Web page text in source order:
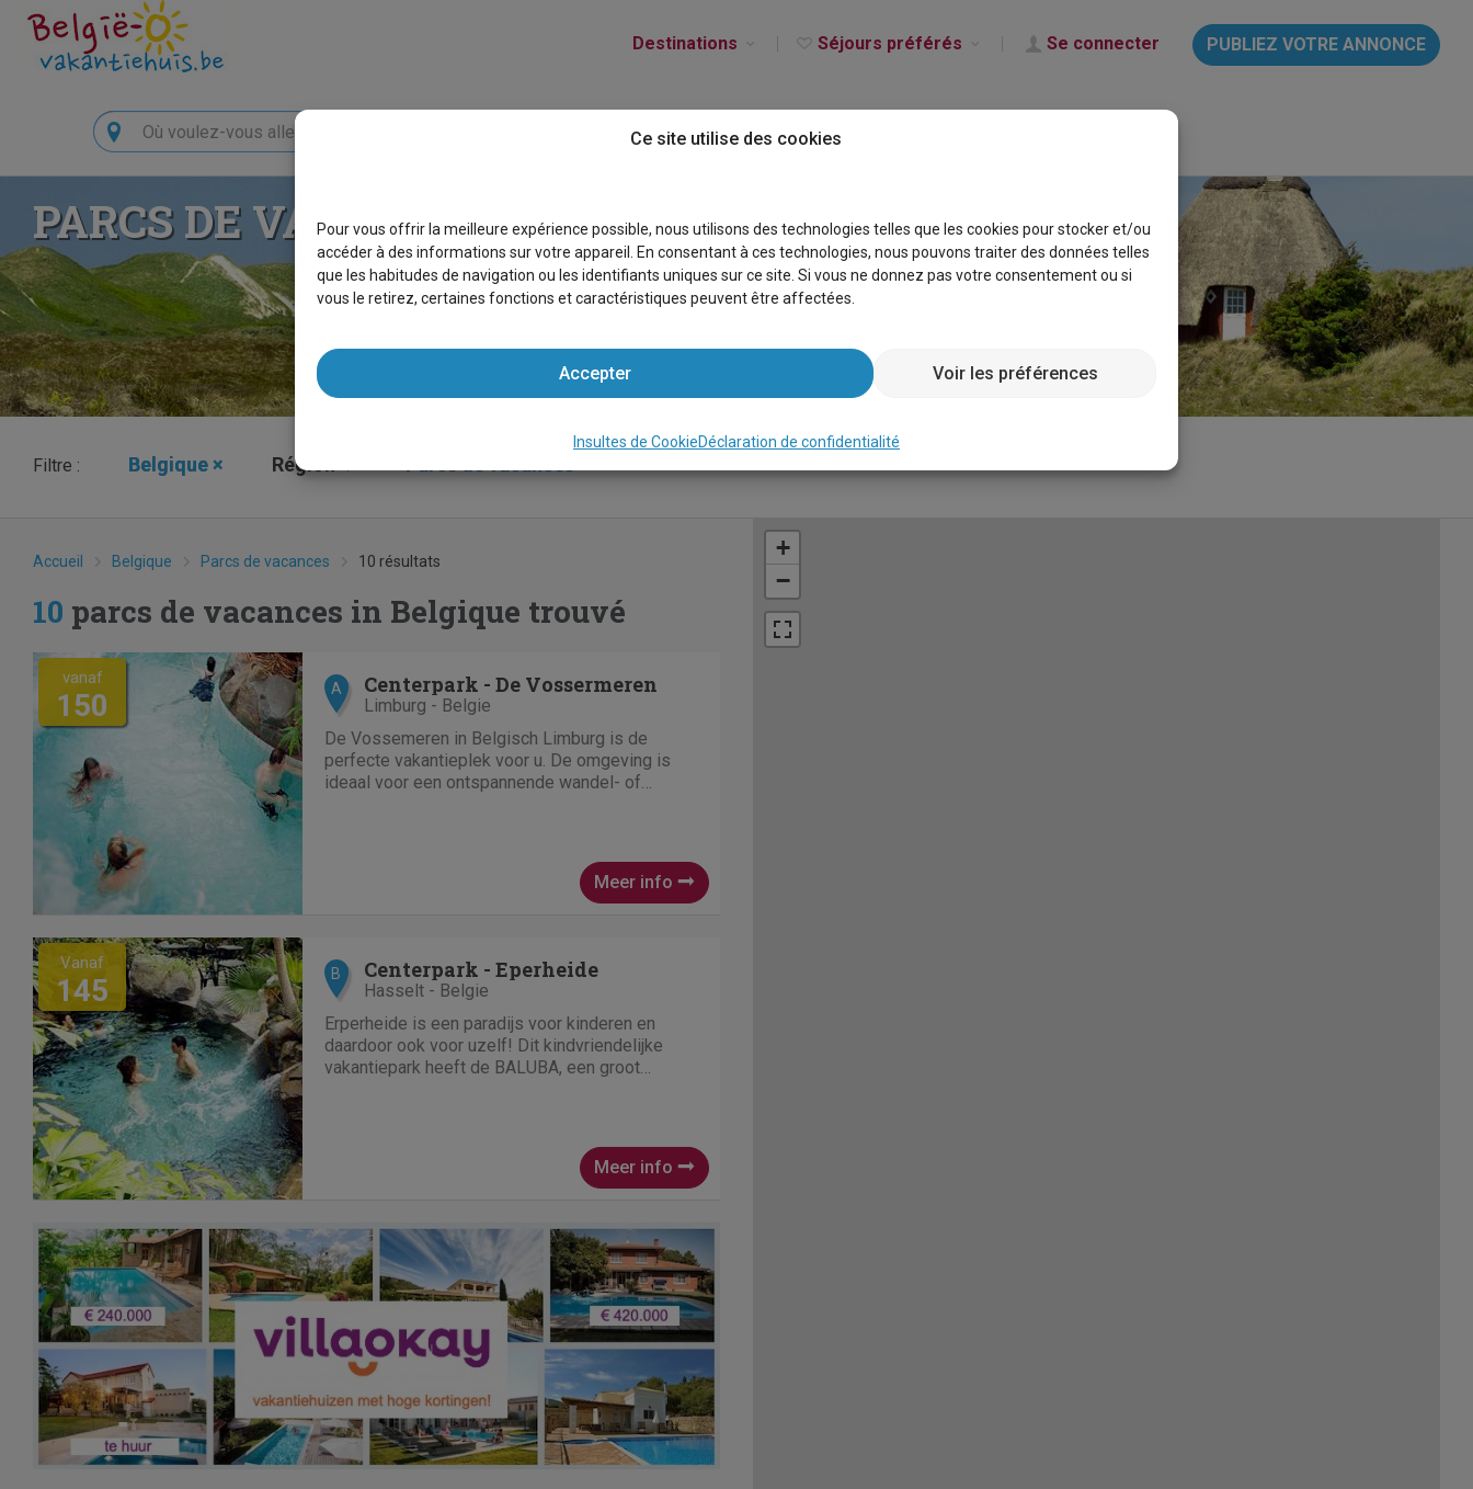
Destinations Séjours préférés Se connecter PUBLIEZ VOTRE ANNONCE
Chercher
PARCS DE VACANCES BELGIQUE
Filtre : Belgique× Région
Accueil Belgique Parcs de vacances 10 résultats
10 parcs de vacances in Belgique trouvé
vanaf
150
Meer info
A Centerpark - De Vossermeren
Limburg - Belgie
De Vossemeren in Belgisch Limburg is de
perfecte vakantieplek voor u. De omgeving is
ideaal voor een ontspannende wandel- of
Vanaf
145
Meer info
B Centerpark - Eperheide
Hasselt - Belgie
Erperheide is een paradijs voor kinderen en
daardoor ook voor uzelf! Dit kindvriendelijke
vakantiepark heeft de BALUBA, een groot
+
−
Ce site utilise des cookies
Pour vous offrir la meilleure expérience possible, nous utilisons des technologies telles que les cookies pour stocker et/ou
accéder à des informations sur votre appareil. En consentant à ces technologies, nous pouvons traiter des données telles
que les habitudes de navigation ou les identifiants uniques sur ce site. Si vous ne donnez pas votre consentement ou si
vous le retirez, certaines fonctions et caractéristiques peuvent être affectées.
Accepter Voir les préférences
Insultes de CookieDéclaration de confidentialité